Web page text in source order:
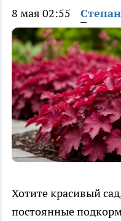
8 мая 02:55
Хотите красивый
постоянные